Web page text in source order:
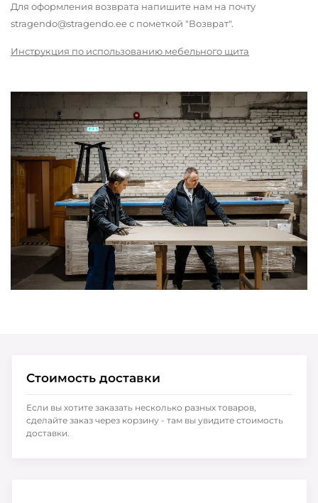
Для оформления возврата напишите нам на почту
stragendo@stragendo.ee с пометкой "Возврат".
Инструкция по использованию мебельного щита
Стоимость доставки
Если вы хотите заказать несколько разных товаров,
сделайте заказ через корзину - там вы увидите стоимость
доставки.